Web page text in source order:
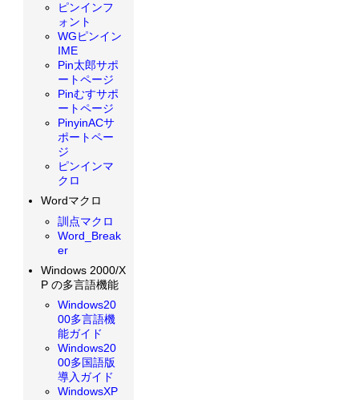
ピンインフ
ォント
WGピンイン
IME
Pin太郎サポ
ートページ
Pinむすサポ
ートページ
PinyinACサ
ポートペー
ジ
ピンインマ
クロ
Wordマクロ
訓点マクロ
Word_Break
er
Windows 2000/X
P の多言語機能
Windows20
00多言語機
能ガイド
Windows20
00多国語版
導入ガイド
WindowsXP